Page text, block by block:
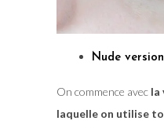
Nude
On commence avec la
laquelle on utilise